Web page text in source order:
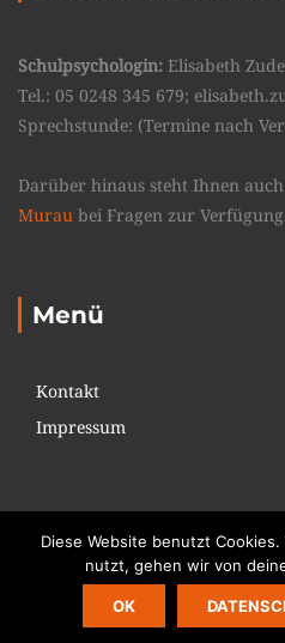
Schulpsychologin: Elisabeth
Tel.: 05 0248 345 679;
Sprechstunde: (Termine nach
Darüber hinaus steht Ihnen
Murau bei Fragen zur
Menü
Kontakt
Impressum
Copyright © 2017. All rights
Diese Website benutzt
nutzt, gehen wir von
OK